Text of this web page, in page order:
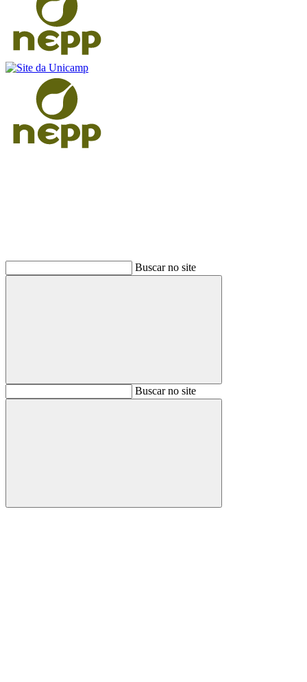
Buscar no site
BuscarBuscar no site
Buscar